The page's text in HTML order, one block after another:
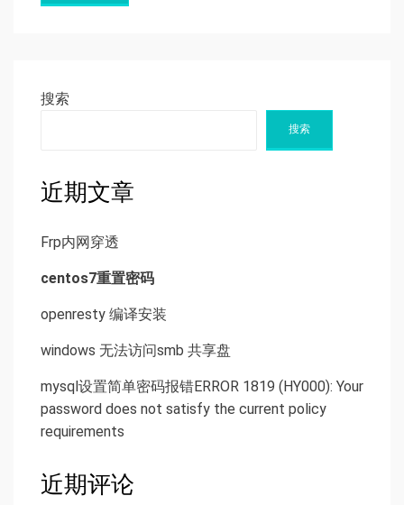
搜索
搜索
近期文章
Frp内网穿透
centos7重置密码
openresty 编译安装
windows 无法访问smb 共享盘
mysql设置简单密码报错ERROR 1819 (HY000): Your
password does not satisfy the current policy
requirements
近期评论